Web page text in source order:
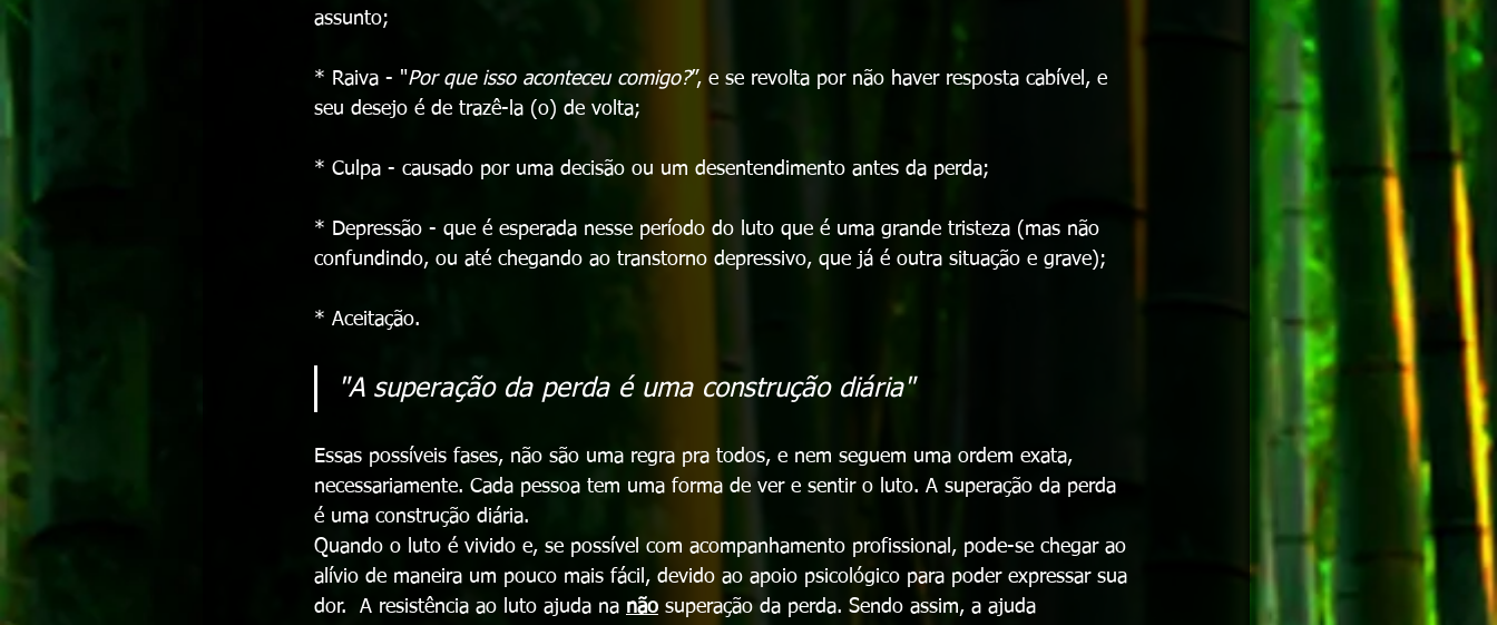
assunto;
* Raiva - "Por que isso aconteceu comigo?”, e se revolta por não haver resposta cabível, e
seu desejo é de trazê-la (o) de volta;
* Culpa - causado por uma decisão ou um desentendimento antes da perda;
* Depressão - que é esperada nesse período do luto que é uma grande tristeza (mas não
confundindo, ou até chegando ao transtorno depressivo, que já é outra situação e grave);
* Aceitação.
"A superação da perda é uma construção diária"
Essas possíveis fases, não são uma regra pra todos, e nem seguem uma ordem exata,
necessariamente. Cada pessoa tem uma forma de ver e sentir o luto. A superação da perda
é uma construção diária.
Quando o luto é vivido e, se possível com acompanhamento profissional, pode-se chegar ao
alívio de maneira um pouco mais fácil, devido ao apoio psicológico para poder expressar sua
dor.  A resistência ao luto ajuda na não superação da perda. Sendo assim, a ajuda